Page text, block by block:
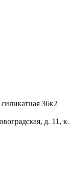
36к2
д. 11, к.